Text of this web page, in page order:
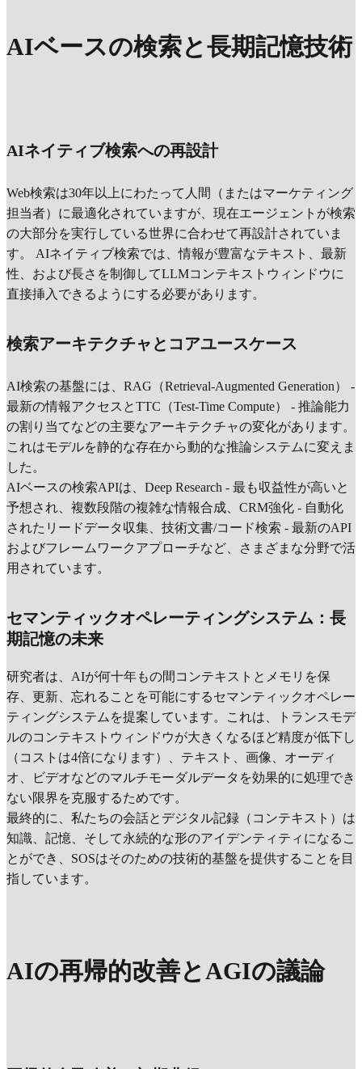
AIベースの検索と長期記憶技術
AIネイティブ検索への再設計
Web検索は30年以上にわたって人間（またはマーケティング
担当者）に最適化されていますが、現在エージェントが検索
の大部分を実行している世界に合わせて再設計されていま
す。 AIネイティブ検索では、情報が豊富なテキスト、最新
性、および長さを制御してLLMコンテキストウィンドウに
直接挿入できるようにする必要があります。
検索アーキテクチャとコアユースケース
AI検索の基盤には、RAG（Retrieval-Augmented Generation） -
最新の情報アクセスとTTC（Test-Time Compute） - 推論能力
の割り当てなどの主要なアーキテクチャの変化があります。
これはモデルを静的な存在から動的な推論システムに変えま
した。
AIベースの検索APIは、Deep Research - 最も収益性が高いと
予想され、複数段階の複雑な情報合成、CRM強化 - 自動化
されたリードデータ収集、技術文書/コード検索 - 最新のAPI
およびフレームワークアプローチなど、さまざまな分野で活
用されています。
セマンティックオペレーティングシステム：長
期記憶の未来
研究者は、AIが何十年もの間コンテキストとメモリを保
存、更新、忘れることを可能にするセマンティックオペレー
ティングシステムを提案しています。これは、トランスモデ
ルのコンテキストウィンドウが大きくなるほど精度が低下し
（コストは4倍になります）、テキスト、画像、オーディ
オ、ビデオなどのマルチモーダルデータを効果的に処理でき
ない限界を克服するためです。
最終的に、私たちの会話とデジタル記録（コンテキスト）は
知識、記憶、そして永続的な形のアイデンティティになるこ
とができ、SOSはそのための技術的基盤を提供することを目
指しています。
AIの再帰的改善とAGIの議論